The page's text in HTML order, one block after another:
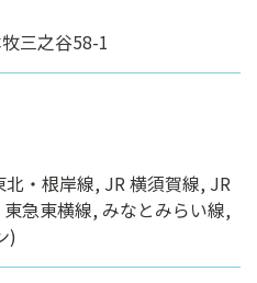
三之谷58-1
・根岸線, JR 横須賀線, JR
急東横線, みなとみらい線,
)